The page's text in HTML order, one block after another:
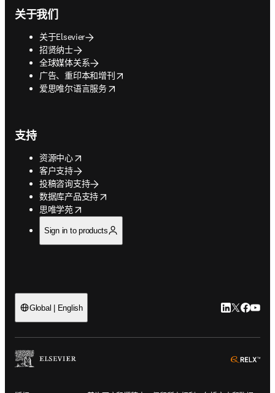
关于我们
关于Elsevier
招贤纳士
全球媒体关系
广告、重印本和增刊
opens in new tab/window
爱思唯尔语言服务
opens in new tab/window
支持
资源中心
opens in new tab/window
客户支持
投稿咨询支持
数据库产品支持
opens in new tab/window
思唯学苑
opens in new tab/window
Sign in to products
Global | English LinkedIn 在
Twitter 在